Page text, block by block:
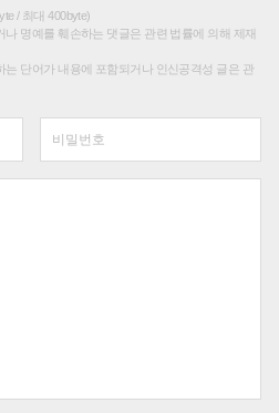
/ 최대 400byte)
명예를 훼손하는 댓글은 관련 법률에 의해 제재
는 단어가 내용에 포함되거나 인신공격성 글은 관